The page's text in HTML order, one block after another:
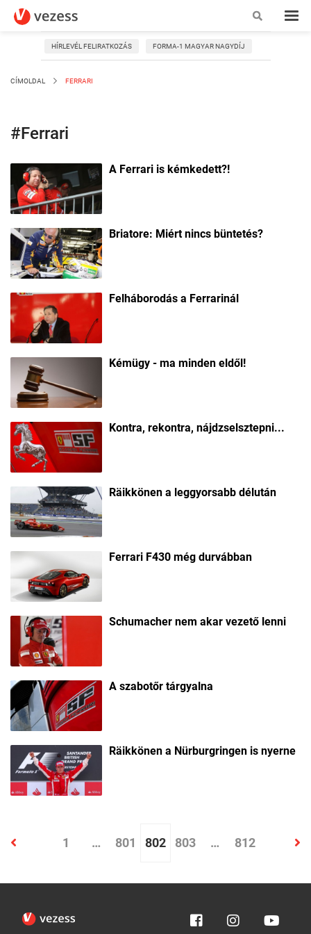
HÍRLEVÉL FELIRATKOZÁS FORMA-1 MAGYAR NAGYDÍJ
CÍMOLDAL FERRARI
#Ferrari
A Ferrari is kémkedett?!
Briatore: Miért nincs büntetés?
Felháborodás a Ferrarinál
Kémügy - ma minden eldől!
Kontra, rekontra, nájdzselsztepni...
Räikkönen a leggyorsabb délután
Ferrari F430 még durvábban
Schumacher nem akar vezető lenni
A szabotőr tárgyalna
Räikkönen a Nürburgringen is nyerne
1 … 801 802 803 … 812